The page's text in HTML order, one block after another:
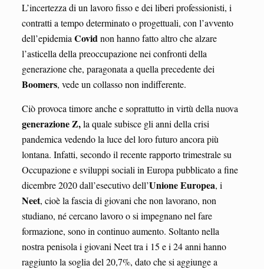
L’incertezza di un lavoro fisso e dei liberi professionisti, i
contratti a tempo determinato o progettuali, con l’avvento
dell’epidemia Covidnon hanno fatto altro che alzare
l’asticella della preoccupazione nei confronti della
generazione che, paragonata a quella precedente dei
Boomers, vede un collasso non indifferente.
Ciò provoca timore anche e soprattutto in virtù della nuova
generazione Z,la quale subisce gli anni della crisi
pandemica vedendo la luce del loro futuro ancora più
lontana. Infatti, secondo il recente rapporto trimestrale su
Occupazione e sviluppi sociali in Europa pubblicato a fine
dicembre 2020 dall’esecutivo dell’Unione Europea, i
Neet, cioè la fascia di giovani che non lavorano, non
studiano, né cercano lavoro o si impegnano nel fare
formazione, sono in continuo aumento. Soltanto nella
nostra penisola i giovani Neet tra i 15 e i 24 anni hanno
raggiunto la soglia del 20,7%, dato che si aggiunge a